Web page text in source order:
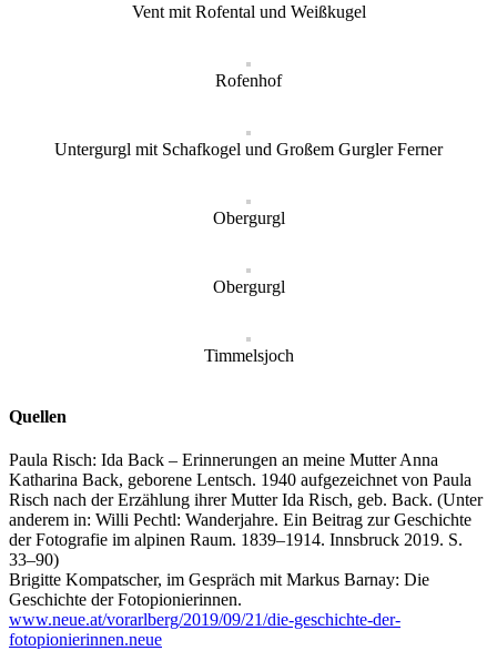
Vent mit Rofental und Weißkugel
Rofenhof
Untergurgl mit Schafkogel und Großem Gurgler Ferner
Obergurgl
Obergurgl
Timmelsjoch
Quellen
Paula Risch: Ida Back – Erinnerungen an meine Mutter Anna
Katharina Back, geborene Lentsch. 1940 aufgezeichnet von Paula
Risch nach der Erzählung ihrer Mutter Ida Risch, geb. Back. (Unter
anderem in: Willi Pechtl: Wanderjahre. Ein Beitrag zur Geschichte
der Fotografie im alpinen Raum. 1839–1914. Innsbruck 2019. S.
33–90)
Brigitte Kompatscher, im Gespräch mit Markus Barnay: Die
Geschichte der Fotopionierinnen.
www.neue.at/vorarlberg/2019/09/21/die-geschichte-der-
fotopionierinnen.neue